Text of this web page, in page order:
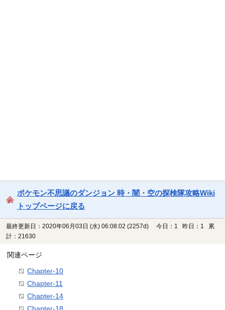
ポケモン不思議のダンジョン 時・闇・空の探検隊攻略Wiki
トップページに戻る
最終更新日：2020年06月03日 (水) 06:08:02 (2257d)
今日：1 昨日：1 累
計：21630
関連ページ
Chapter-10
Chapter-11
Chapter-14